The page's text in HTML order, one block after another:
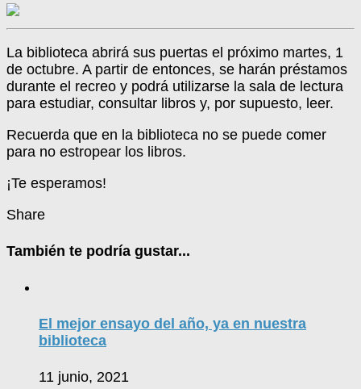
La biblioteca abrirá sus puertas el próximo martes, 1
de octubre. A partir de entonces, se harán préstamos
durante el recreo y podrá utilizarse la sala de lectura
para estudiar, consultar libros y, por supuesto, leer.
Recuerda que en la biblioteca no se puede comer
para no estropear los libros.
¡Te esperamos!
Share
También te podría gustar...
El mejor ensayo del año, ya en nuestra
biblioteca
11 junio, 2021